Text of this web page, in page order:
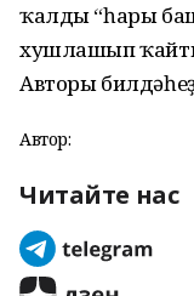
ҡалды “һары
хушлашып
Авторы
Автор:
Читайте нас